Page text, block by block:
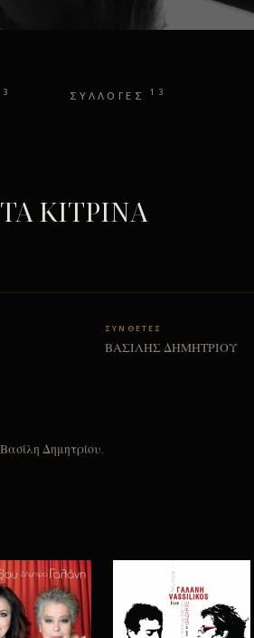
ΣΥΛΛΟΓΕΣ 13
ΚΙΤΡΙΝΑ
ΣΥΝΘΕΤΕΣ
ΒΑΣΙΛΗΣ ΔΗΜΗΤΡΙΟΥ
Δημητρίου.